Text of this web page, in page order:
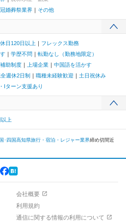
冠婚葬祭業界 その他
日120日以上
フレックス勤務
学歴不問
転勤なし（勤務地限定）
助制度 上場企業
中国語を活かす
週休2日制 職種未経験歓迎
土日祝休み
Iターン支援あり
上
･四国高知県旅行・宿泊・レジャー業界締め切間近
会社概要
利用規約
通信に関する情報の利用について